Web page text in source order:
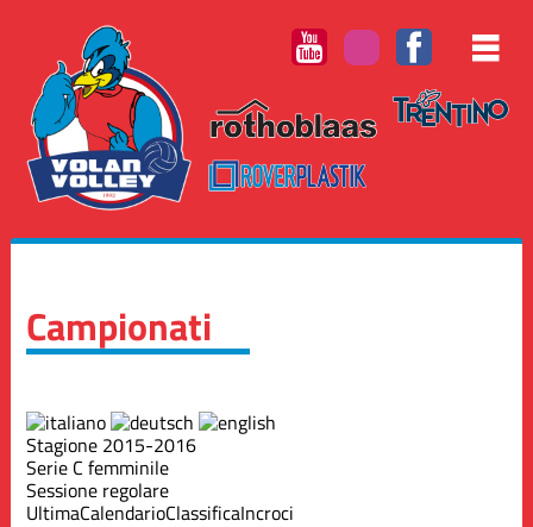
Campionati
Stagione 2015-2016
Serie C femminile
Sessione regolare
UltimaCalendarioClassificaIncroci